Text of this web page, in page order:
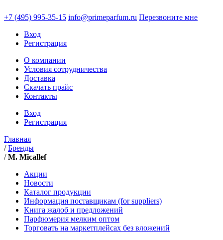
+7 (495) 995-35-15 info@primeparfum.ru Перезвоните мне
Вход
Регистрация
О компании
Условия сотрудничества
Доставка
Скачать прайс
Контакты
Вход
Регистрация
Главная
/Бренды
/M. Micallef
Акции
Новости
Каталог продукции
Информация поставщикам (for suppliers)
Книга жалоб и предложений
Парфюмерия мелким оптом
Торговать на маркетплейсах без вложений